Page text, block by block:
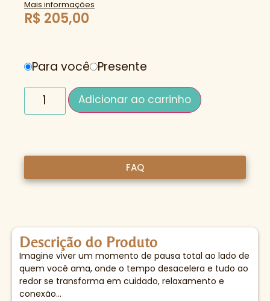
Mais informações
R$ 205,00
Para você Presente
Adicionar ao carrinho
FAQ
Descrição do Produto
Imagine viver um momento de pausa total ao lado de
quem você ama, onde o tempo desacelera e tudo ao
redor se transforma em cuidado, relaxamento e
conexão…